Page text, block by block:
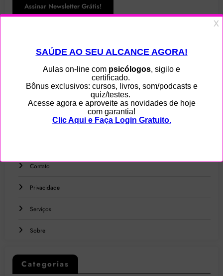
Assinar Newsletter Grátis!
Menu
Home
Contato
Privacidade
Serviços
Sobre
Categorias